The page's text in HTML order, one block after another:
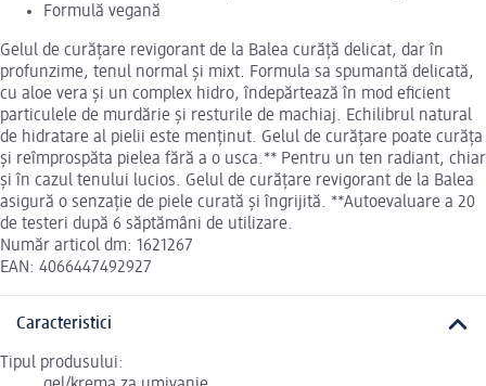
Formulă vegană
Gelul de curățare revigorant de la Balea curăță delicat, dar în
profunzime, tenul normal și mixt. Formula sa spumantă delicată,
cu aloe vera și un complex hidro, îndepărtează în mod eficient
particulele de murdărie și resturile de machiaj. Echilibrul natural
de hidratare al pielii este menținut. Gelul de curățare poate curăța
și reîmprospăta pielea fără a o usca.** Pentru un ten radiant, chiar
și în cazul tenului lucios. Gelul de curățare revigorant de la Balea
asigură o senzație de piele curată și îngrijită. **Autoevaluare a 20
de testeri după 6 săptămâni de utilizare.
Număr articol dm: 1621267
EAN: 4066447492927
Caracteristici
Tipul produsului: